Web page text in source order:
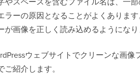
ラーの原因となることがよくありま
が画像を正しく読み込めるようになり
ウェブサイトでクリーンな画
紹介します。